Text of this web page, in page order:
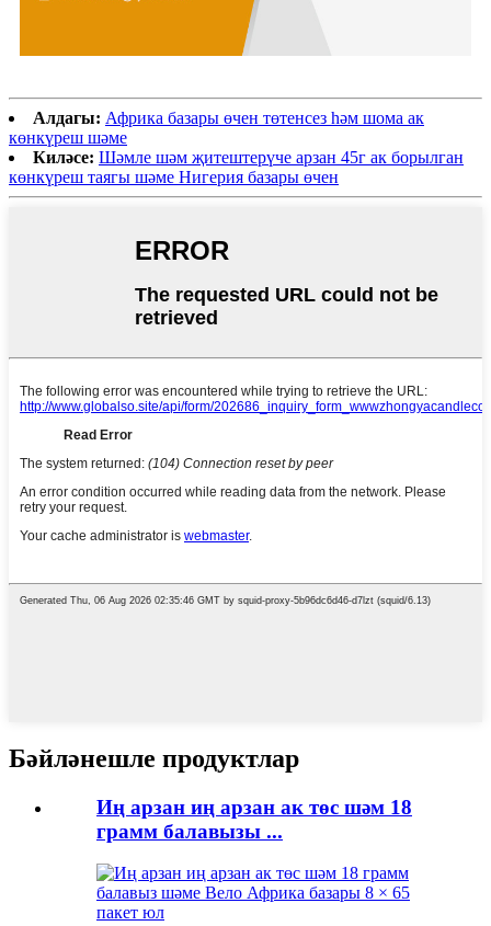
Алдагы: Африка базары өчен төтенсез һәм шома ак
көнкүреш шәме
Киләсе: Шәмле шәм җитештерүче арзан 45г ак борылган
көнкүреш таягы шәме Нигерия базары өчен
Бәйләнешле продуктлар
Иң арзан иң арзан ак төс шәм 18
грамм балавызы ...